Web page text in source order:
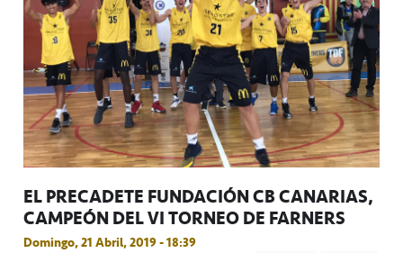
EL PRECADETE FUNDACIÓN CB CANARIAS,
CAMPEÓN DEL VI TORNEO DE FARNERS
Domingo, 21 Abril, 2019 - 18:39